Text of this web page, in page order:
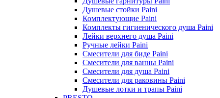
Душевые стойки Paini
Комплектующие Paini
Комплекты гигиенического душа Paini
Лейки верхнего душа Paini
Ручные лейки Paini
Смесители для биде Paini
Смесители для ванны Paini
Смесители для душа Paini
Смесители для раковины Paini
Душевые лотки и трапы Paini